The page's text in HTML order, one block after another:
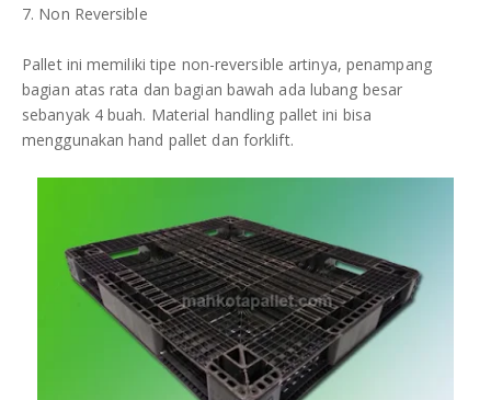
7. Non Reversible
Pallet ini memiliki tipe non-reversible artinya, penampang
bagian atas rata dan bagian bawah ada lubang besar
sebanyak 4 buah. Material handling pallet ini bisa
menggunakan hand pallet dan forklift.